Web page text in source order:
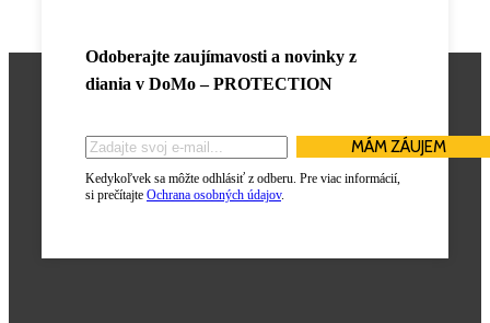
Odoberajte zaujímavosti a novinky z
diania v DoMo – PROTECTION
Kedykoľvek sa môžte odhlásiť z odberu. Pre viac informácií,
si prečítajte Ochrana osobných údajov.